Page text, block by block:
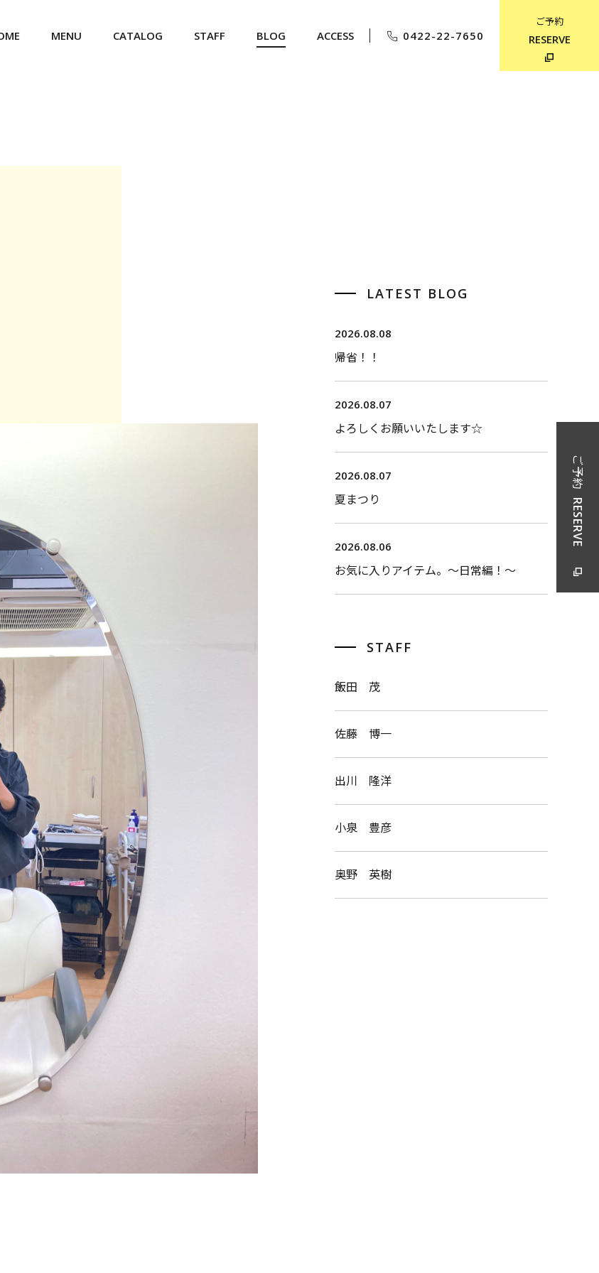
MENU CATALOG STAFF BLOG ACCESS 0422-22-7650
ご予約
RESERVE
LATEST BLOG
2026.08.08
帰省！！
2026.08.07
よろしくお願いいたします☆
2026.08.07
夏まつり
2026.08.06
お気に入りアイテム。〜日常編！〜
STAFF
飯田 茂
佐藤 博一
出川 隆洋
小泉 豊彦
奥野 英樹
ご予約
RESERVE